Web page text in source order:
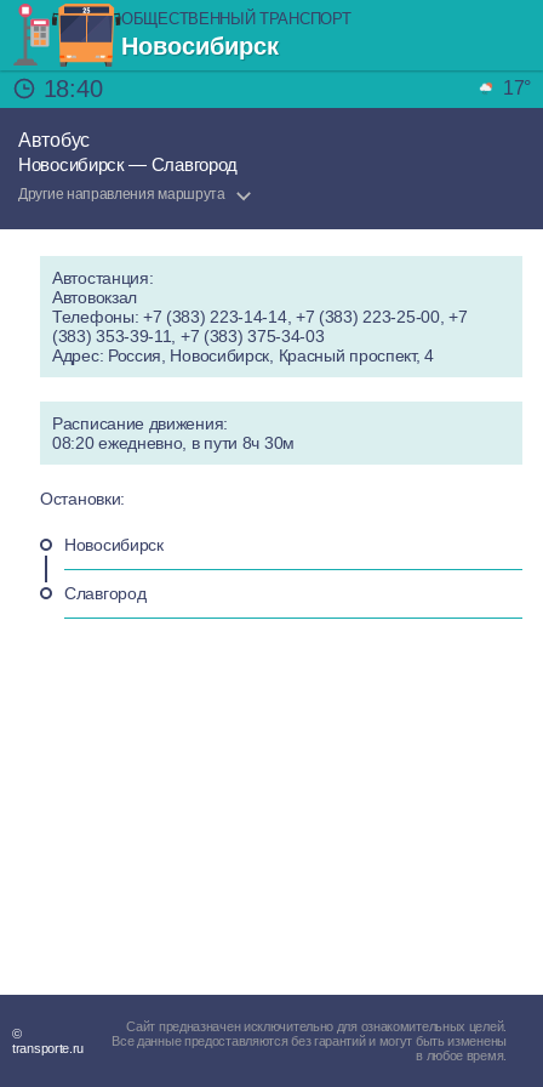
ОБЩЕСТВЕННЫЙ ТРАНСПОРТ
Новосибирск
18:40
17°
Автобус
Новосибирск — Славгород
Другие направления маршрута
Автостанция:
Автовокзал
Телефоны: +7 (383) 223-14-14, +7 (383) 223-25-00, +7
(383) 353-39-11, +7 (383) 375-34-03
Адрес: Россия, Новосибирск, Красный проспект, 4
Расписание движения:
08:20 ежедневно, в пути 8ч 30м
Остановки:
Новосибирск
Славгород
©
transporte.ru
Сайт предназначен исключительно для ознакомительных целей.
Все данные предоставляются без гарантий и могут быть изменены
в любое время.